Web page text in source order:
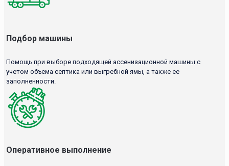
Подбор машины
Помощь при выборе подходящей ассенизационной машины с
учетом объема септика или выгребной ямы, а также ее
заполненности.
Оперативное выполнение